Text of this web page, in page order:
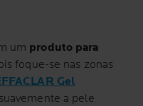
um produto para
foque-se nas zonas
Gel
a pele